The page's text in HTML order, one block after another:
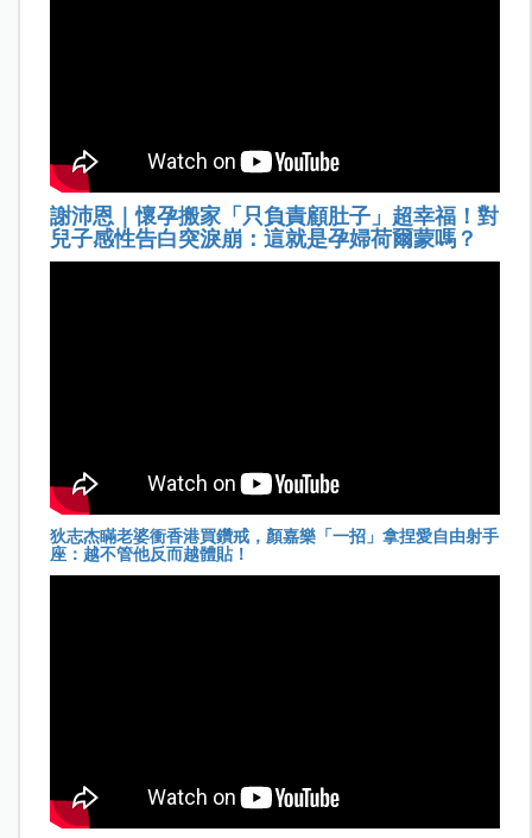
謝沛恩｜懷孕搬家「只負責顧肚子」超幸福！對
兒子感性告白突淚崩：這就是孕婦荷爾蒙嗎？
狄志杰瞞老婆衝香港買鑽戒，顏嘉樂「一招」拿捏愛自由射手
座：越不管他反而越體貼！